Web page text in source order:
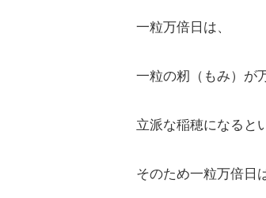
一粒万倍日は、
一粒の籾（もみ）が
立派な稲穂になると
そのため一粒万倍日